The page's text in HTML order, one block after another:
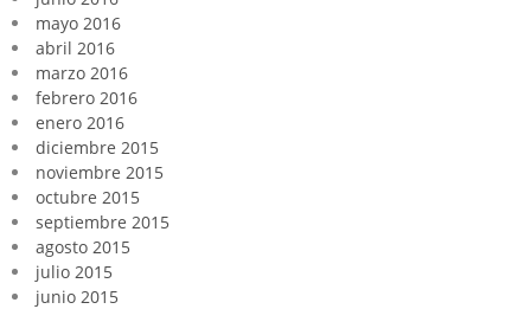
mayo 2016
abril 2016
marzo 2016
febrero 2016
enero 2016
diciembre 2015
noviembre 2015
octubre 2015
septiembre 2015
agosto 2015
julio 2015
junio 2015